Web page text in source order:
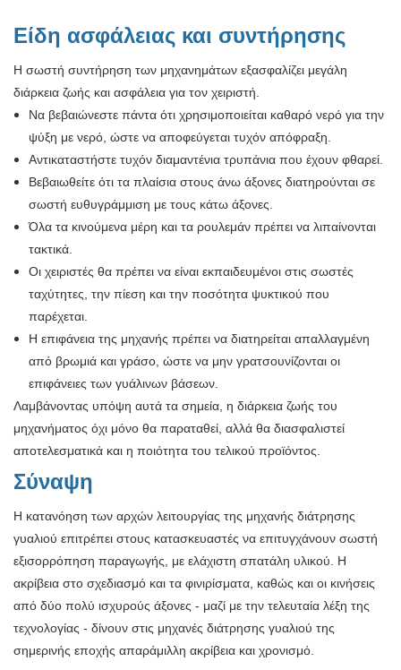
Είδη ασφάλειας και συντήρησης
Η σωστή συντήρηση των μηχανημάτων εξασφαλίζει μεγάλη
διάρκεια ζωής και ασφάλεια για τον χειριστή.
Να βεβαιώνεστε πάντα ότι χρησιμοποιείται καθαρό νερό για την
ψύξη με νερό, ώστε να αποφεύγεται τυχόν απόφραξη.
Αντικαταστήστε τυχόν διαμαντένια τρυπάνια που έχουν φθαρεί.
Βεβαιωθείτε ότι τα πλαίσια στους άνω άξονες διατηρούνται σε
σωστή ευθυγράμμιση με τους κάτω άξονες.
Όλα τα κινούμενα μέρη και τα ρουλεμάν πρέπει να λιπαίνονται
τακτικά.
Οι χειριστές θα πρέπει να είναι εκπαιδευμένοι στις σωστές
ταχύτητες, την πίεση και την ποσότητα ψυκτικού που
παρέχεται.
Η επιφάνεια της μηχανής πρέπει να διατηρείται απαλλαγμένη
από βρωμιά και γράσο, ώστε να μην γρατσουνίζονται οι
επιφάνειες των γυάλινων βάσεων.
Λαμβάνοντας υπόψη αυτά τα σημεία, η διάρκεια ζωής του
μηχανήματος όχι μόνο θα παραταθεί, αλλά θα διασφαλιστεί
αποτελεσματικά και η ποιότητα του τελικού προϊόντος.
Σύναψη
Η κατανόηση των αρχών λειτουργίας της μηχανής διάτρησης
γυαλιού επιτρέπει στους κατασκευαστές να επιτυγχάνουν σωστή
εξισορρόπηση παραγωγής, με ελάχιστη σπατάλη υλικού. Η
ακρίβεια στο σχεδιασμό και τα φινιρίσματα, καθώς και οι κινήσεις
από δύο πολύ ισχυρούς άξονες - μαζί με την τελευταία λέξη της
τεχνολογίας - δίνουν στις μηχανές διάτρησης γυαλιού της
σημερινής εποχής απαράμιλλη ακρίβεια και χρονισμό.